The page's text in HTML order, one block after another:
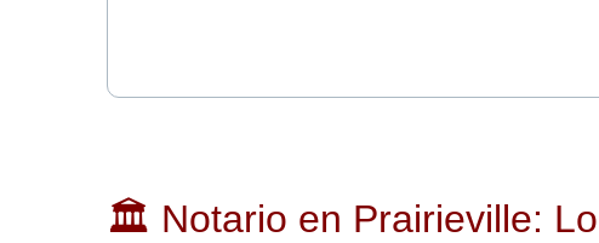
🏛 Notario en Prairieville: